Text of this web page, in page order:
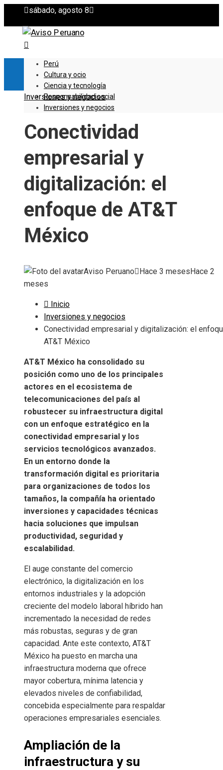
sábado, agosto 8
Perú
Cultura y ocio
Ciencia y tecnología
Responsabilidad social
Inversiones y negocios
Inversiones y negocios
Conectividad
empresarial y
digitalización: el
enfoque de AT&T
México
Aviso Peruano Hace 3 meses Hace 2
meses
Inicio
Inversiones y negocios
Conectividad empresarial y digitalización: el
AT&T México
AT&T México ha consolidado su
posición como uno de los principales
actores en el ecosistema de
telecomunicaciones del país al
robustecer su infraestructura digital
con un enfoque estratégico en la
conectividad empresarial y los
servicios tecnológicos avanzados.
En un entorno donde la
transformación digital es prioritaria
para organizaciones de todos los
tamaños, la compañía ha orientado
inversiones y capacidades técnicas
hacia soluciones que impulsan
productividad, seguridad y
escalabilidad.
El auge constante del comercio
electrónico, la digitalización en los
entornos industriales y la adopción
creciente del modelo laboral híbrido han
incrementado la necesidad de redes
más robustas, seguras y de gran
capacidad. Ante este contexto, AT&T
México ha puesto en marcha una
infraestructura moderna que ofrece
mayor cobertura, mínima latencia y
elevados niveles de confiabilidad,
concebida especialmente para respaldar
operaciones empresariales esenciales.
Ampliación de la
infraestructura y su